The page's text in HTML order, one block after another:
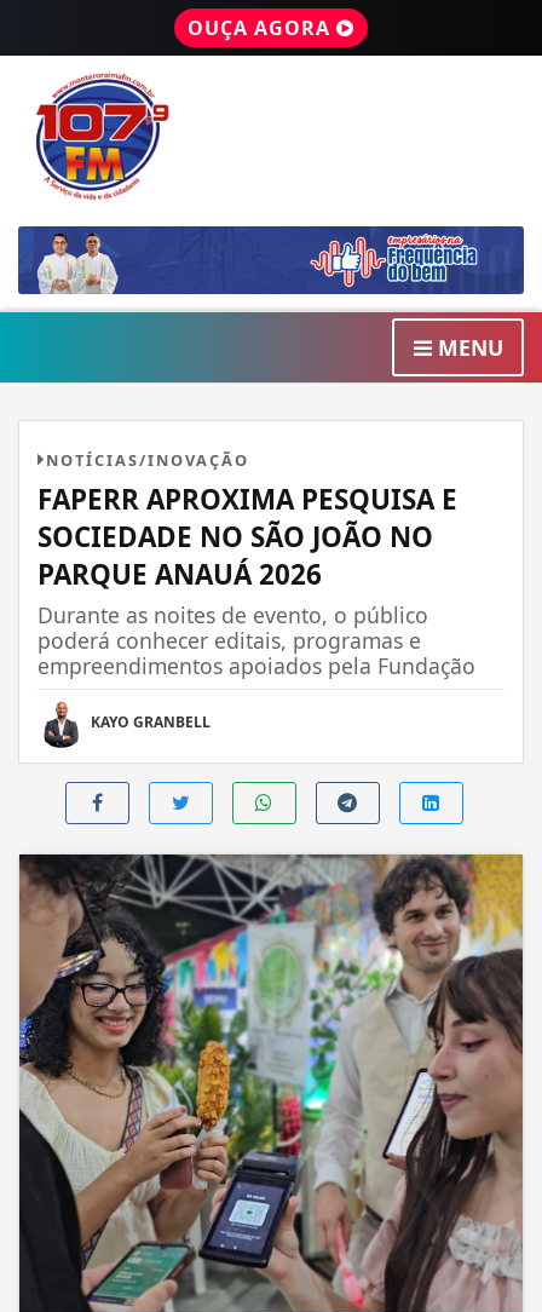
OUÇA AGORA
MENU
NOTÍCIAS/INOVAÇÃO
FAPERR APROXIMA PESQUISA E
SOCIEDADE NO SÃO JOÃO NO
PARQUE ANAUÁ 2026
Durante as noites de evento, o público
poderá conhecer editais, programas e
empreendimentos apoiados pela Fundação
KAYO GRANBELL